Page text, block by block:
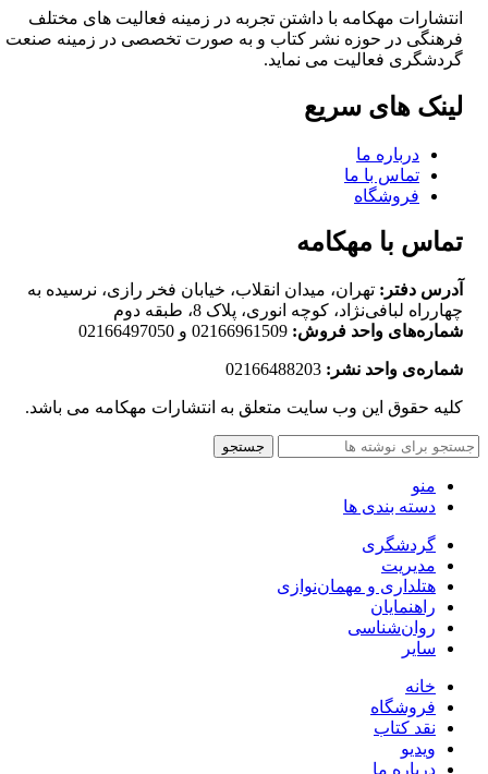
انتشارات مهکامه با داشتن تجربه در زمینه فعالیت های مختلف
فرهنگی در حوزه نشر کتاب و به صورت تخصصی در زمینه صنعت
گردشگری فعالیت می نماید.
لینک های سریع
درباره ما
تماس با ما
فروشگاه
تماس با مهکامه
آدرس دفتر: تهران، میدان انقلاب، خیابان فخر رازی، نرسیده به
چهارراه لبافی‌نژاد، کوچه انوری، پلاک 8، طبقه دوم
شماره‌های واحد فروش: 02166961509 و 02166497050
شماره‌‌ی واحد نشر:
کلیه حقوق این وب سایت متعلق به انتشارات مهکامه می باشد.
جستجو
منو
دسته بندی ها
گردشگری
مدیریت
هتلداری و مهمان‌نوازی
راهنمایان
روان‌شناسی
سایر
خانه
فروشگاه
نقد کتاب
ویدیو
درباره‌ ما